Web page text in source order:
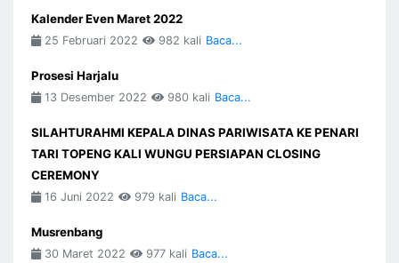
Kalender Even Maret 2022
25 Februari 2022 982 kali Baca...
Prosesi Harjalu
13 Desember 2022 980 kali Baca...
SILAHTURAHMI KEPALA DINAS PARIWISATA KE PENARI
TARI TOPENG KALI WUNGU PERSIAPAN CLOSING
CEREMONY
16 Juni 2022 979 kali Baca...
Musrenbang
30 Maret 2022 977 kali Baca...